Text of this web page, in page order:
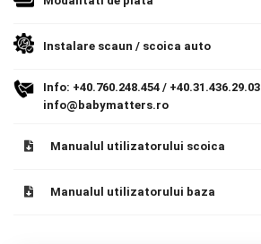
Copyright 2026 BabyMatters
Instalare scaun / scoica auto
Info: +40.760.248.454 / +40.31.436.29.03
info@babymatters.ro
Manualul utilizatorului scoica
Manualul utilizatorului baza